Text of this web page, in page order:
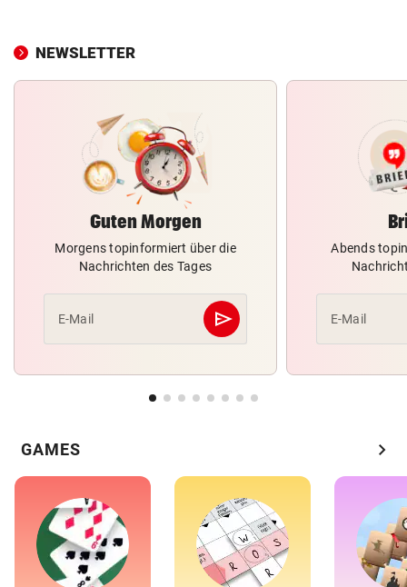
NEWSLETTER
Guten Morgen
Morgens topinformiert über die
Nachrichten des Tages
E-Mail send
Abschicken
Abends
E-Mail
GAMES chevron_right